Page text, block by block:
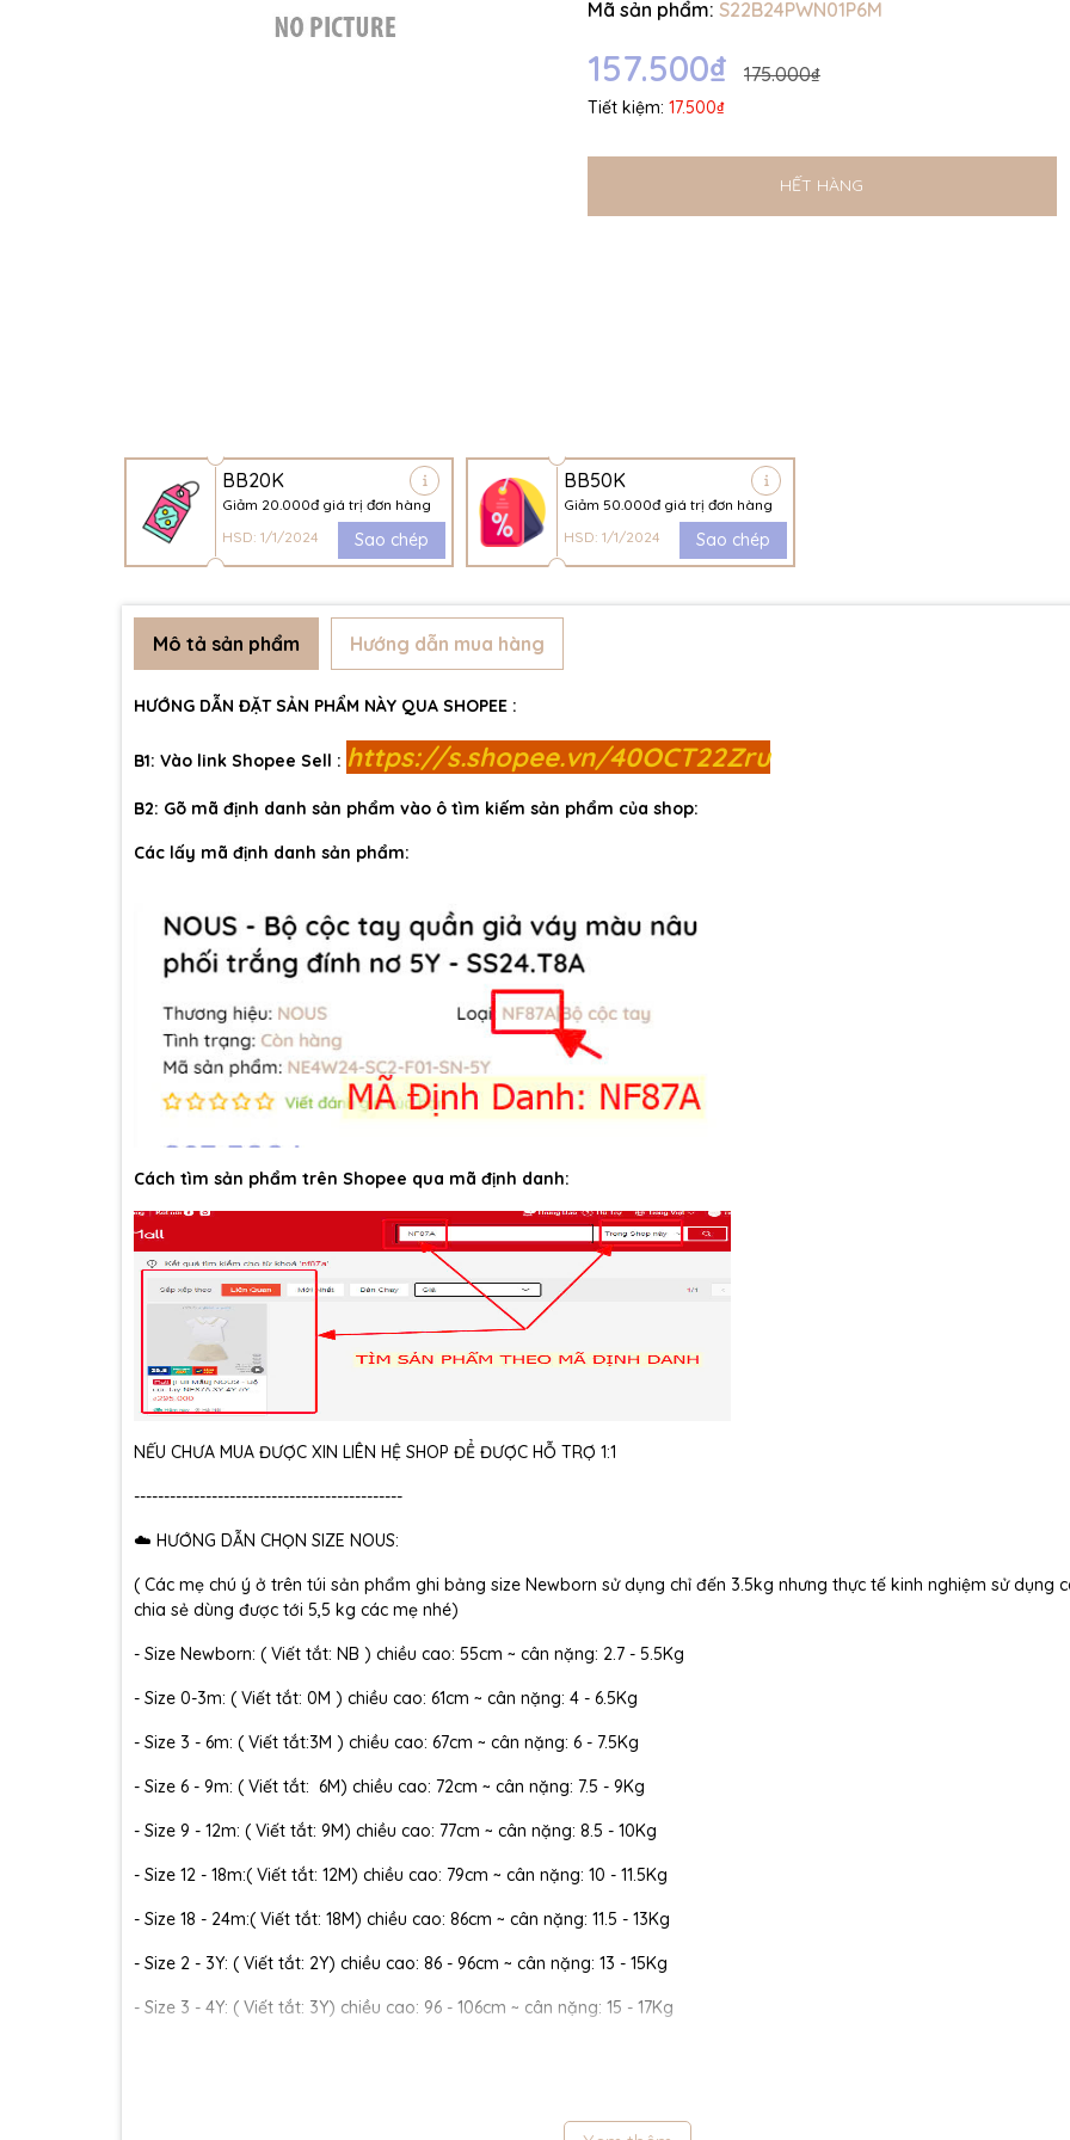
Mã sản phẩm: S22B24PWN01P6M
157.500₫ 175.000₫
Tiết kiệm: 17.500₫
HẾT HÀNG
BB20K
Giảm 20.000đ giá trị đơn hàng
HSD: 1/1/2024
Sao chép
BB50K
Giảm 50.000đ giá trị đơn hàng
HSD: 1/1/2024
Sao chép
Ngày hết hạn:
Điều kiện:
Mô tả sản phẩm Hướng dẫn mua hàng
HƯỚNG DẪN ĐẶT SẢN PHẨM NÀY QUA SHOPEE :
B1: Vào link Shopee Sell : https://s.shopee.vn/40OCT22Zru
B2: Gõ mã định danh sản phẩm vào ô tìm kiếm sản phẩm của shop:
Các lấy mã định danh sản phẩm:
Cách tìm sản phẩm trên Shopee qua mã định danh:
NẾU CHƯA MUA ĐƯỢC XIN LIÊN HỆ SHOP ĐỂ ĐƯỢC HỖ TRỢ 1:1
---------------------------------------------
☁️ HƯỚNG DẪN CHỌN SIZE NOUS:
( Các mẹ chú ý ở trên túi sản phẩm ghi bảng size Newborn sử dụng chỉ đến 3.5kg nhưng thực tế kinh nghiệm sử dụng
chia sẻ dùng được tới 5,5 kg các mẹ nhé)
- Size Newborn: ( Viết tắt: NB ) chiều cao: 55cm ~ cân nặng: 2.7 - 5.5Kg
- Size 0-3m: ( Viết tắt: 0M ) chiều cao: 61cm ~ cân nặng: 4 - 6.5Kg
- Size 3 - 6m: ( Viết tắt:3M ) chiều cao: 67cm ~ cân nặng: 6 - 7.5Kg
- Size 6 - 9m: ( Viết tắt: 6M) chiều cao: 72cm ~ cân nặng: 7.5 - 9Kg
- Size 9 - 12m: ( Viết tắt: 9M) chiều cao: 77cm ~ cân nặng: 8.5 - 10Kg
- Size 12 - 18m:( Viết tắt: 12M) chiều cao: 79cm ~ cân nặng: 10 - 11.5Kg
- Size 18 - 24m:( Viết tắt: 18M) chiều cao: 86cm ~ cân nặng: 11.5 - 13Kg
- Size 2 - 3Y: ( Viết tắt: 2Y) chiều cao: 86 - 96cm ~ cân nặng: 13 - 15Kg
- Size 3 - 4Y: ( Viết tắt: 3Y) chiều cao: 96 - 106cm ~ cân nặng: 15 - 17Kg